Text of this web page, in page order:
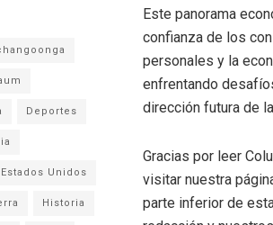
Este panorama
confianza de los
personales y la
enfrentando
dirección futura de
Gracias por leer
visitar nuestra
parte inferior de
Deportes
Estados Unidos
Historia